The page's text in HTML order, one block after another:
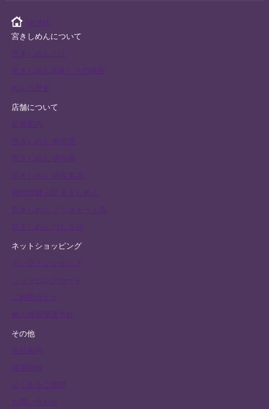
HOME
宮きしめんについて
宮きしめん美味しさの秘密
めんの歴史
店舗について
宮きしめん 神宮店
宮きしめん 神宮東店
宮きしめん フジタモール店
ネットショッピング
個人情報保護方針
その他
採用情報
よくあるご質問